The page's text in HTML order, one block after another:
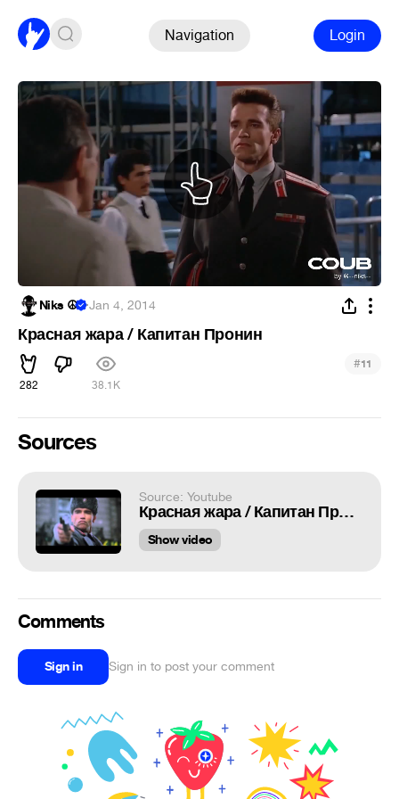
Navigation Login
Niks ☮ ·Jan 4, 2014
Красная жара / Капитан Пронин
282 38.1K
#11
Sources
Source: Youtube
Красная жара / Капитан Пронин
Show video
Comments
Sign in Sign in to post your comment